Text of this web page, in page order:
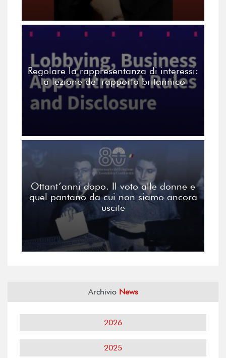
Regolare la rappresentanza di interessi:
la lezione del rapporto britannico
Ottant’anni dopo. Il voto alle donne e
quel pantano da cui non siamo ancora
uscite
Archivio News
2026
2025